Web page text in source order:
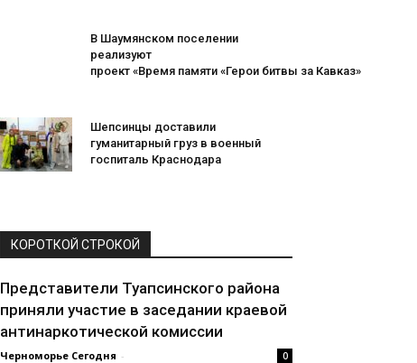
В Шаумянском поселении
реализуют
проект «Время памяти «Герои битвы за Кавказ»
Шепсинцы доставили
гуманитарный груз в военный
госпиталь Краснодара
КОРОТКОЙ СТРОКОЙ
Представители Туапсинского района
приняли участие в заседании краевой
антинаркотической комиссии
Черноморье Сегодня - 0